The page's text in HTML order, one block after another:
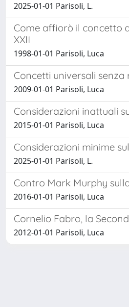
2025-01-01 Parisoli, L.
Come affiorò il concetto
XXII
1998-01-01 Parisoli, Luca
Concetti universali
2009-01-01 Parisoli, Luca
Considerazioni inattuali
2015-01-01 Parisoli, Luca
Considerazioni minime
2025-01-01 Parisoli, L.
Contro Mark Murphy
2016-01-01 Parisoli, Luca
Cornelio Fabro, la
2012-01-01 Parisoli, Luca